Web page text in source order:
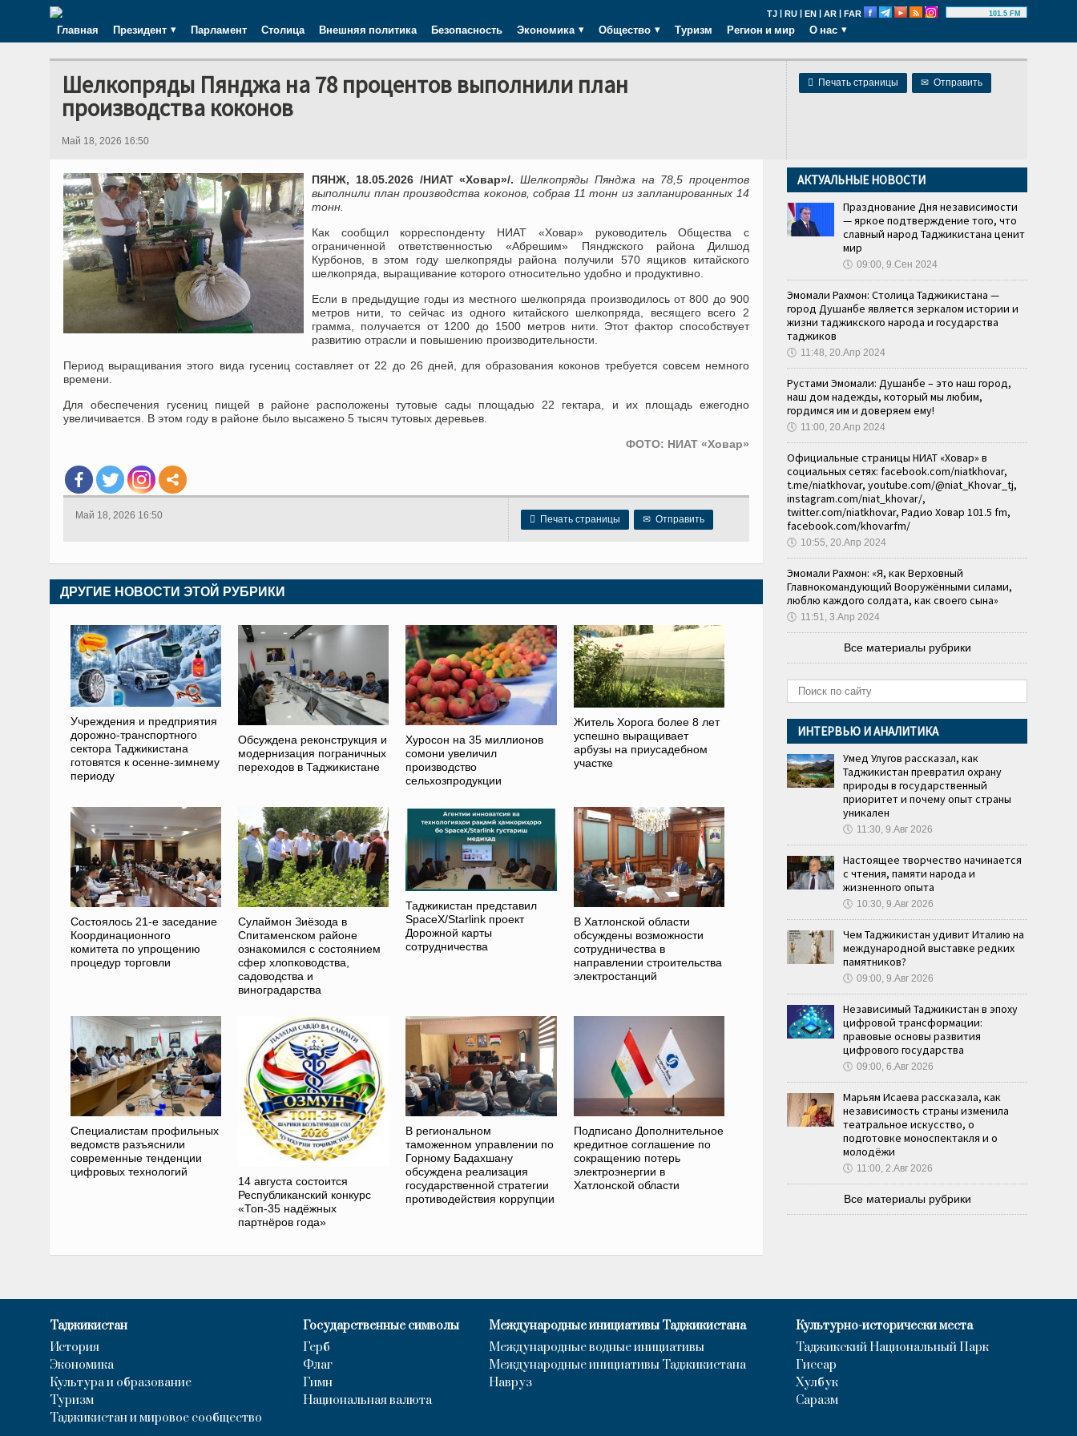
TJ | RU | EN | AR | FAR 101.5 FM
Главная Президент Парламент Столица Внешняя политика Безопасность Экономика Общество Туризм Регион и мир О нас
 Печать страницы ✉ Отправить
Шелкопряды Пянджа на 78 процентов выполнили план
производства коконов
Май 18, 2026 16:50
ПЯНЖ, 18.05.2026 /НИАТ «Ховар»/. Шелкопряды Пянджа на 78,5 процентов
выполнили план производства коконов, собрав 11 тонн из запланированных 14
тонн.
Как сообщил корреспонденту НИАТ «Ховар» руководитель Общества с
ограниченной ответственностью «Абрешим» Пянджского района Дилшод
Курбонов, в этом году шелкопряды района получили 570 ящиков китайского
шелкопряда, выращивание которого относительно удобно и продуктивно.
Если в предыдущие годы из местного шелкопряда производилось от 800 до 900
метров нити, то сейчас из одного китайского шелкопряда, весящего всего 2
грамма, получается от 1200 до 1500 метров нити. Этот фактор способствует
развитию отрасли и повышению производительности.
Период выращивания этого вида гусениц составляет от 22 до 26 дней, для образования коконов требуется совсем немного
времени.
Для обеспечения гусениц пищей в районе расположены тутовые сады площадью 22 гектара, и их площадь ежегодно
увеличивается. В этом году в районе было высажено 5 тысяч тутовых деревьев.
ФОТО: НИАТ «Ховар»
 Печать страницы ✉ Отправить
Май 18, 2026 16:50
ДРУГИЕ НОВОСТИ ЭТОЙ РУБРИКИ
Учреждения и предприятия
дорожно-транспортного
сектора Таджикистана
готовятся к осенне-зимнему
периоду
Обсуждена реконструкция и
модернизация пограничных
переходов в Таджикистане
Хуросон на 35 миллионов
сомони увеличил
производство
сельхозпродукции
Житель Хорога более 8 лет
успешно выращивает
арбузы на приусадебном
участке
Состоялось 21-е заседание
Координационного
комитета по упрощению
процедур торговли
Сулаймон Зиёзода в
Спитаменском районе
ознакомился с состоянием
сфер хлопководства,
садоводства и
виноградарства
Таджикистан представил
SpaceX/Starlink проект
Дорожной карты
сотрудничества
В Хатлонской области
обсуждены возможности
сотрудничества в
направлении строительства
электростанций
Специалистам профильных
ведомств разъяснили
современные тенденции
цифровых технологий
14 августа состоится
Республиканский конкурс
«Топ-35 надёжных
партнёров года»
В региональном
таможенном управлении по
Горному Бадахшану
обсуждена реализация
государственной стратегии
противодействия коррупции
Подписано Дополнительное
кредитное соглашение по
сокращению потерь
электроэнергии в
Хатлонской области
АКТУАЛЬНЫЕ НОВОСТИ
Празднование Дня независимости
— яркое подтверждение того, что
славный народ Таджикистана ценит
мир
🕔 09:00, 9.Сен 2024
Эмомали Рахмон: Столица Таджикистана —
город Душанбе является зеркалом истории и
жизни таджикского народа и государства
таджиков
🕔 11:48, 20.Апр 2024
Рустами Эмомали: Душанбе – это наш город,
наш дом надежды, который мы любим,
гордимся им и доверяем ему!
🕔 11:00, 20.Апр 2024
Официальные страницы НИАТ «Ховар» в
социальных сетях: facebook.com/niatkhovar,
t.me/niatkhovar, youtube.com/@niat_Khovar_tj,
instagram.com/niat_khovar/,
twitter.com/niatkhovar, Радио Ховар 101.5 fm,
facebook.com/khovarfm/
🕔 10:55, 20.Апр 2024
Эмомали Рахмон: «Я, как Верховный
Главнокомандующий Вооружёнными силами,
люблю каждого солдата, как своего сына»
🕔 11:51, 3.Апр 2024
Все материалы рубрики
ИНТЕРВЬЮ И АНАЛИТИКА
Умед Улугов рассказал, как
Таджикистан превратил охрану
природы в государственный
приоритет и почему опыт страны
уникален
🕔 11:30, 9.Авг 2026
Настоящее творчество начинается
с чтения, памяти народа и
жизненного опыта
🕔 10:30, 9.Авг 2026
Чем Таджикистан удивит Италию на
международной выставке редких
памятников?
🕔 09:00, 9.Авг 2026
Независимый Таджикистан в эпоху
цифровой трансформации:
правовые основы развития
цифрового государства
🕔 09:00, 6.Авг 2026
Марьям Исаева рассказала, как
независимость страны изменила
театральное искусство, о
подготовке моноспектакля и о
молодёжи
🕔 11:00, 2.Авг 2026
Все материалы рубрики
Таджикистан
История
Экономика
Культура и образование
Туризм
Таджикистан и мировое сообщество
Государственные символы
Герб
Флаг
Гимн
Национальная валюта
Международные инициативы Таджикистана
Международные водные инициативы
Международные инициативы Таджикистана
Навруз
Культурно-исторически места
Таджикский Национальный Парк
Гиссар
Хулбук
Саразм